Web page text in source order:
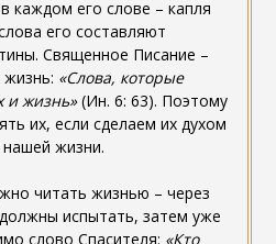
каждом его слове – капля
его составляют
Священное Писание –
жизнь: «Слова, которые
и жизнь»(Ин. 6: 63). Поэтому
их, если сделаем их духом
жизни.
читать жизнью – через
испытать, затем уже
слово Спасителя: «Кто